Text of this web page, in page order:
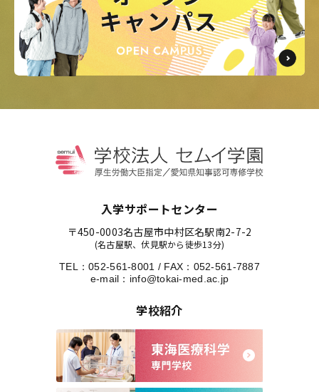
入学サポートセンター
〒450-0003名古屋市中村区名駅南2-7-2
(名古屋駅、伏見駅から徒歩13分)
TEL：052-561-8001 / FAX：052-561-7887
e-mail： info@tokai-med.ac.jp
学校紹介